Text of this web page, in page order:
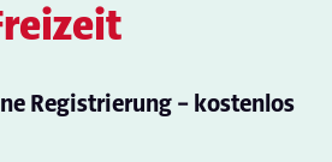
Registrierung – kostenlos